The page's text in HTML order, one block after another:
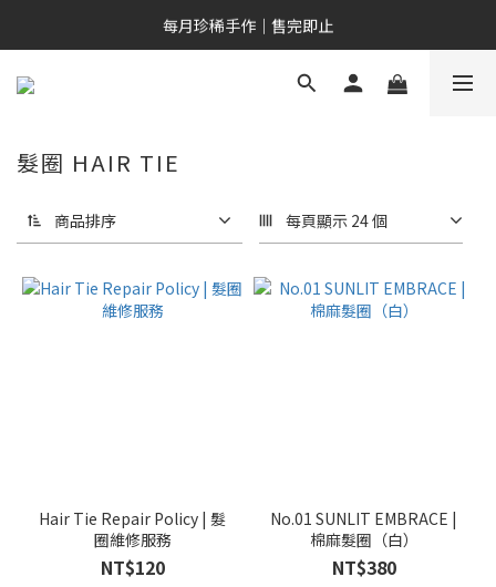
新會員專屬｜NT$200 購物金
每月珍稀手作｜售完即止
新會員專屬｜NT$200 購物金
髮圈 HAIR TIE
商品排序 每頁顯示 24 個
Hair Tie Repair Policy | 髮
圈維修服務
NT$120
No.01 SUNLIT EMBRACE |
棉麻髮圈（白）
NT$380